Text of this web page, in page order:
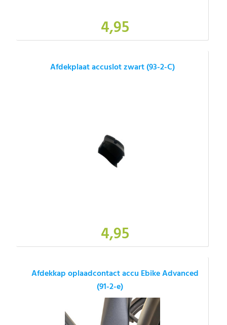
4,95
Afdekplaat accuslot zwart (93-2-C)
4,95
Afdekkap oplaadcontact accu Ebike Advanced
(91-2-e)